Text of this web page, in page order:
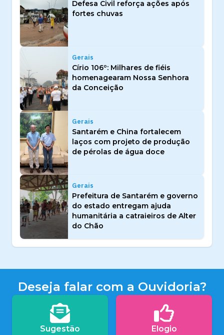
Defesa Civil reforça ações após
fortes chuvas
Gerais
Círio 106º: Milhares de fiéis
homenagearam Nossa Senhora
da Conceição
Gerais
Santarém e China fortalecem
laços com projeto de produção
de pérolas de água doce
Gerais
Prefeitura de Santarém e governo
do estado entregam ajuda
humanitária a catraieiros de Alter
do Chão
Deseja falar com a Ouvidoria?
Sugestão Elogio